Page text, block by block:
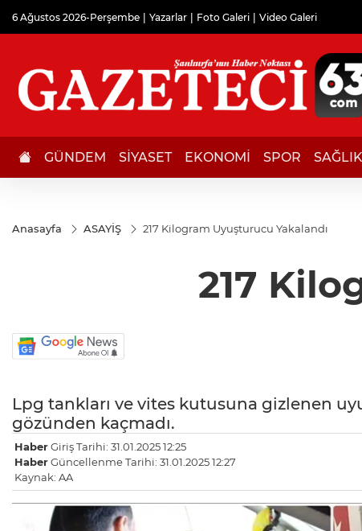
6 Ağustos 2026-Perşembe Yazarlar Foto Galeri Video Galeri
GÜNDEM SİYASET EKONOMİ SPOR SAĞLIK
Anasayfa ASAYİŞ 217 Kilogram Uyuşturucu Yakalandı
217
Lpg tankları ve vites kutusuna gizlenen
gözünden kaçmadı.
HaberGiriş Tarihi: 31.01.2025 12:25
HaberGüncellenme Tarihi: 31.01.2025 12:27
Kaynak: AA